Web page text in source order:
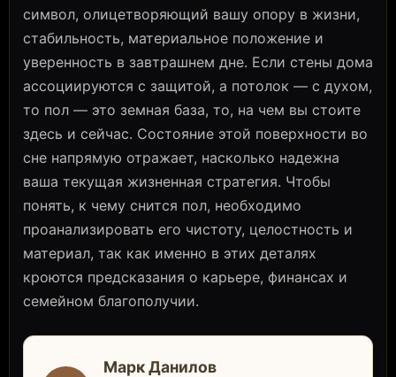
символ, олицетворяющий вашу опору в жизни,
стабильность, материальное положение и
уверенность в завтрашнем дне. Если стены дома
ассоциируются с защитой, а потолок — с духом,
то пол — это земная база, то, на чем вы стоите
здесь и сейчас. Состояние этой поверхности во
сне напрямую отражает, насколько надежна
ваша текущая жизненная стратегия. Чтобы
понять, к чему снится пол, необходимо
проанализировать его чистоту, целостность и
материал, так как именно в этих деталях
кроются предсказания о карьере, финансах и
семейном благополучии.
Марк Данилов